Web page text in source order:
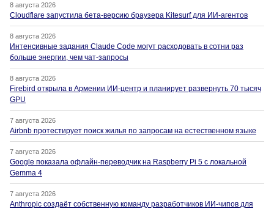
8 августа 2026
Cloudflare запустила бета-версию браузера Kitesurf для ИИ-агентов
8 августа 2026
Интенсивные задания Claude Code могут расходовать в сотни раз
больше энергии, чем чат-запросы
8 августа 2026
Firebird открыла в Армении ИИ-центр и планирует развернуть 70 тысяч
GPU
7 августа 2026
Airbnb протестирует поиск жилья по запросам на естественном языке
7 августа 2026
Google показала офлайн-переводчик на Raspberry Pi 5 с локальной
Gemma 4
7 августа 2026
Anthropic создаёт собственную команду разработчиков ИИ-чипов для